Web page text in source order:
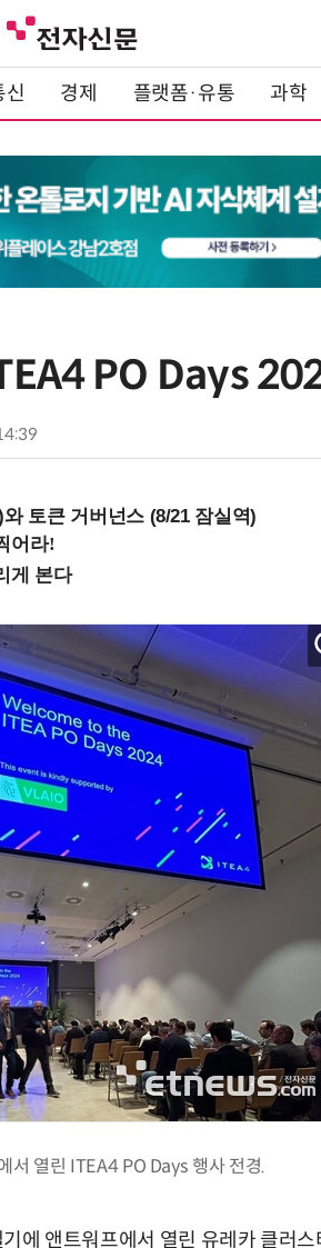
신 경제 플랫폼·유통 과학
PO Days
토큰 거버넌스 (8/21 잠실역)
서 열린 ITEA4 PO Days 행사 전경.
에 앤트워프에서 열린 유레카 클러